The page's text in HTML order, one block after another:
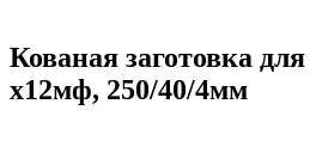
Кованая заготовка
х12мф, 250/40/4мм